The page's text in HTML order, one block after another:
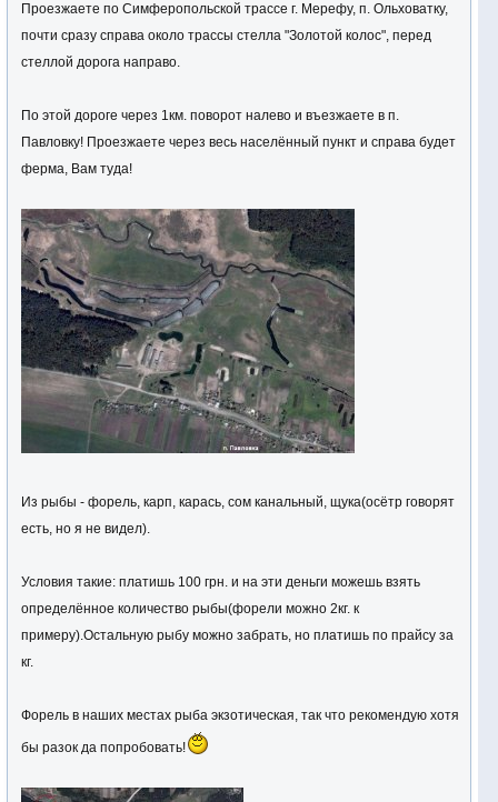
Проезжаете по Симферопольской трассе г. Мерефу, п. Ольховатку,
почти сразу справа около трассы стелла "Золотой колос", перед
стеллой дорога направо.
По этой дороге через 1км. поворот налево и въезжаете в п.
Павловку! Проезжаете через весь населённый пункт и справа будет
ферма, Вам туда!
Из рыбы - форель, карп, карась, сом канальный, щука(осётр говорят
есть, но я не видел).
Условия такие: платишь 100 грн. и на эти деньги можешь взять
определённое количество рыбы(форели можно 2кг. к
примеру).Остальную рыбу можно забрать, но платишь по прайсу за
кг.
Форель в наших местах рыба экзотическая, так что рекомендую хотя
бы разок да попробовать!